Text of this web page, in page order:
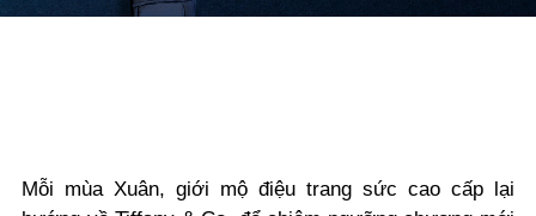
Mỗi mùa Xuân, giới mộ điệu trang sức cao cấp lại